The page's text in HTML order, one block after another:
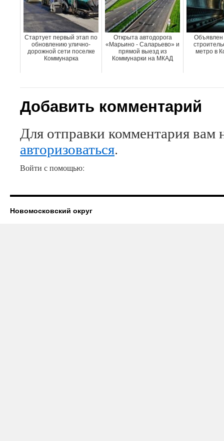
Стартует первый этап по
обновлению улично-
дорожной сети поселке
Коммунарка
Открыта автодорога
«Марьино - Саларьево» и
прямой выезд из
Коммунарки на МКАД
Объявлен
метро в
Добавить комментарий
Для отправки комментария вам
авторизоваться.
Войти с помощью:
Новомосковский округ